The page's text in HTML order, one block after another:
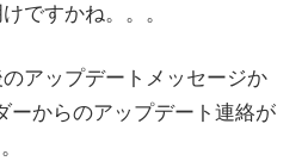
ですかね。。。
のアップデートメッセージか
ーからのアップデート連絡が